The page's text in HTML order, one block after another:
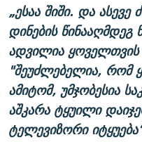
„ესაა შიში. და ასევე
დინების
ადვილია ყოველთვის
"შეუძლებელია, რომ
ამიტომ, უმჯობესია
აშკარა ტყუილი
ტელევიზორი